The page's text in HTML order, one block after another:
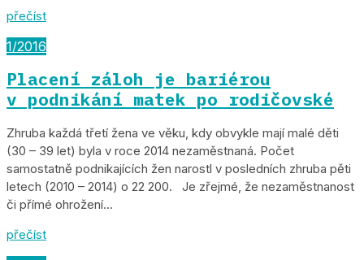
přečíst
1/2016
Placení záloh je bariérou
v podnikání matek po rodičovské
Zhruba každá třetí žena ve věku, kdy obvykle mají malé děti
(30 – 39 let) byla v roce 2014 nezaměstnaná. Počet
samostatně podnikajících žen narostl v posledních zhruba pěti
letech (2010 – 2014) o 22 200. Je zřejmé, že nezaměstnanost
či přímé ohrožení...
přečíst